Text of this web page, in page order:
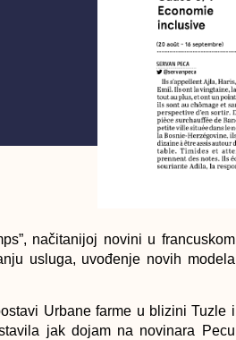
načitanijoj novini u francuskom
usluga, uvođenje novih modela
Urbane farme u blizini Tuzle i
jak dojam na novinara Pecu